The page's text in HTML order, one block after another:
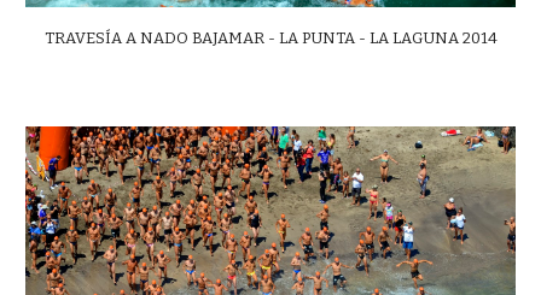
TRAVESÍA A NADO BAJAMAR - LA PUNTA - LA LAGUNA 2014